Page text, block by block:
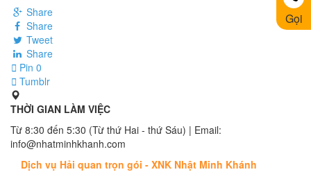
Share
Share
Tweet
Share
Pin 0
Tumblr
THỜI GIAN LÀM VIỆC
Từ 8:30 đến 5:30 (Từ thứ Hai - thứ Sáu) | Email:
info@nhatminhkhanh.com
Dịch vụ Hải quan trọn gói - XNK Nhật Minh Khánh
Gọi